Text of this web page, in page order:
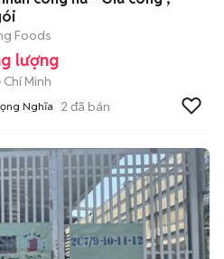
Foods
lượng
Chí Minh
Nghĩa 2 đã bán